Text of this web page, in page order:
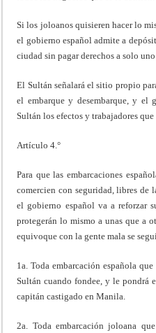
Si los joloanos quisieren hacer lo
el gobierno español admite a
ciudad sin pagar derechos a solo
El Sultán señalará el sitio propio
el embarque y desembarque, y el
Sultán los efectos y trabajadores que
Artículo 4.°
Para que las embarcaciones
comercien con seguridad, libres de
el gobierno español va a reforzar
protegerán lo mismo a unas que a
equivoque con la gente mala se
1a. Toda embarcación española
Sultán cuando fondee, y le pondrá
capitán castigado en Manila.
2a. Toda embarcación joloana